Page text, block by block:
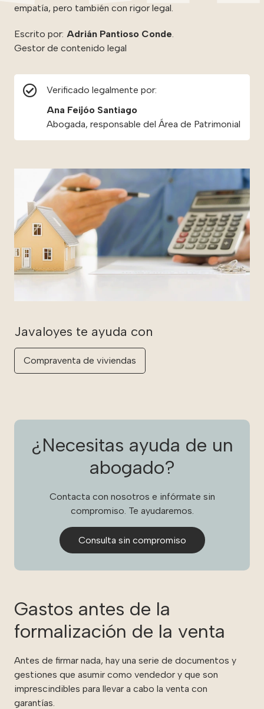
empatía, pero también con rigor legal.
Escrito por: Adrián Pantioso Conde
Gestor de contenido legal
Verificado legalmente por:
Ana Feijóo Santiago
Abogada, responsable del Área de Patrimonial
Compraventa de viviendas
¿Necesitas ayuda de un
abogado?
Contacta con nosotros e infórmate sin
compromiso. Te ayudaremos.
Consulta sin compromiso
Gastos antes de la
formalización de la venta
Antes de firmar nada, hay una serie de documentos y
gestiones que asumir como vendedor y que son
imprescindibles para llevar a cabo la venta con
garantías.